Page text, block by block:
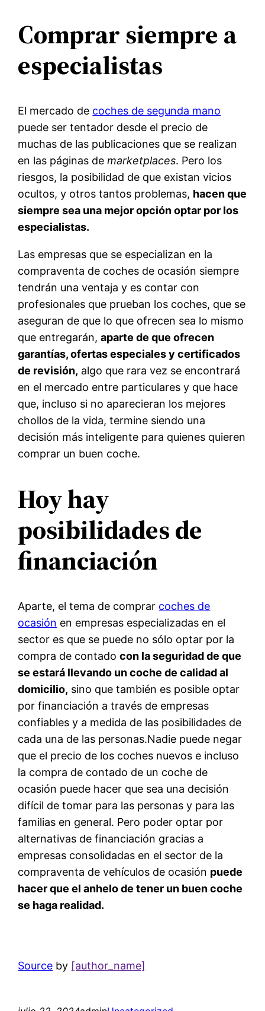
Comprar siempre a
especialistas
El mercado de coches de segunda mano
puede ser tentador desde el precio de
muchas de las publicaciones que se realizan
en las páginas demarketplaces. Pero los
riesgos, la posibilidad de que existan vicios
ocultos, y otros tantos problemas, hacen que
siempre sea una mejor opción optar por los
especialistas.
Las empresas que se especializan en la
compraventa de coches de ocasión siempre
tendrán una ventaja y es contar con
profesionales que prueban los coches, que se
aseguran de que lo que ofrecen sea lo mismo
que entregarán,aparte de que ofrecen
garantías, ofertas especiales y certificados
de revisión, algo que rara vez se encontrará
en el mercado entre particulares y que hace
que, incluso si no aparecieran los mejores
chollos de la vida, termine siendo una
decisión más inteligente para quienes quieren
comprar un buen coche.
Hoy hay
posibilidades de
financiación
Aparte, el tema de comprar coches de
ocasión en empresas especializadas en el
sector es que se puede no sólo optar por la
compra de contadocon la seguridad de que
se estará llevando un coche de calidad al
domicilio, sino que también es posible optar
por financiación a través de empresas
confiables y a medida de las posibilidades de
cada una de las personas.Nadie puede negar
que el precio de los coches nuevos e incluso
la compra de contado de un coche de
ocasión puede hacer que sea una decisión
difícil de tomar para las personas y para las
familias en general. Pero poder optar por
alternativas de financiación gracias a
empresas consolidadas en el sector de la
compraventa de vehículos de ocasión puede
hacer que el anhelo de tener un buen coche
se haga realidad.
Source by [author_name]